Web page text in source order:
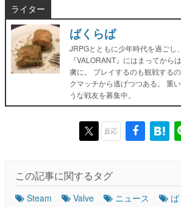
ライター
ばくらば
JRPGとともに少年時代を過ごし
『VALORANT』にはまってから
虜に。 プレイするのも観戦する
クマッチから逃げつつある。 重
うな戦友を募集中。
反応
この記事に関するタグ
Steam Valve ニュース